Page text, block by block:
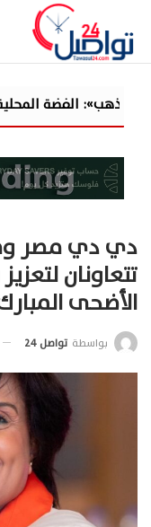
دي دي مصر
تتعاونان
الأضحى
بواسطة تواصل 24